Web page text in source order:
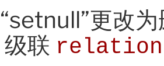
更改
级联